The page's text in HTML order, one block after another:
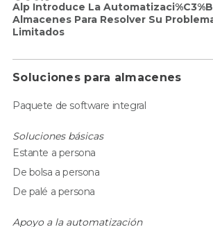
Alp Introduce La
Almacenes Para Resolver Su
Limitados
Soluciones para almacenes
Paquete de software integral
Soluciones básicas
Estante a persona
De bolsa a persona
De palé a persona
Apoyo a la automatización